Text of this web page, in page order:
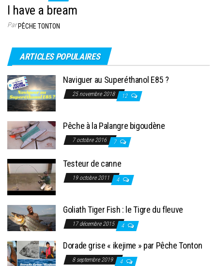
I have a bream
ParPÊCHE TONTON
ARTICLES POPULAIRES
Naviguer au Superéthanol E85 ?
25 novembre 2018 12
Pêche à la Palangre bigoudène
7 octobre 2016 7
Testeur de canne
19 octobre 2011 4
Goliath Tiger Fish : le Tigre du fleuve
17 décembre 2015 4
Dorade grise « ikejime » par Pêche Tonton
8 septembre 2019 4